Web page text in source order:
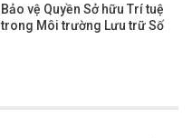
Bảo vệ Quyền Sở hữu Trí tuệ
trong Môi trường Lưu trữ Số